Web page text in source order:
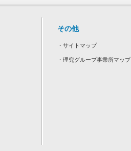
その他
・ サイトマップ
・ 理究グループ事業所マップ